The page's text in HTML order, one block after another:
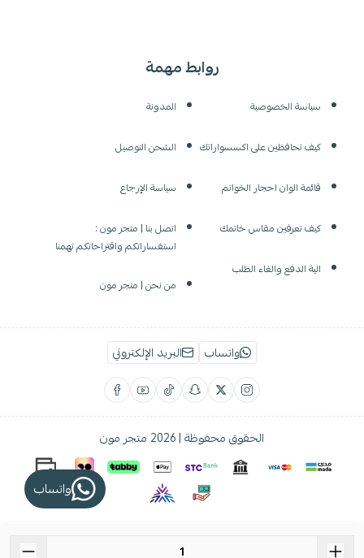
روابط مهمة
سياسة الخصوصية
كيف تحافظين على اكسسواراتك
قائمة الوان احجار الخواتم
كيف تعرفين مقاس خاتمك
الية الدفع والغاء الطلب
المدونة
الشحن التوصيل
سياسة الإرجاع
اتصل بنا | متجر مون :
استفساراتكم واقتراحاتكم تهمنا
من نحن | متجر مون
واتساب البريد الإلكتروني
الحقوق محفوظة | 2026 متجر مون
واتساب